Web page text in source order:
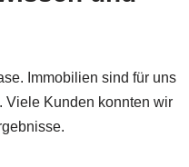
Immobilien sind für uns
Viele Kunden konnten wir